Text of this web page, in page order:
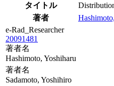
タイトル
著者
e-Rad_Researcher
20091481
著者名
Hashimoto, Yoshiharu
著者名
Sadamoto, Yoshihiro